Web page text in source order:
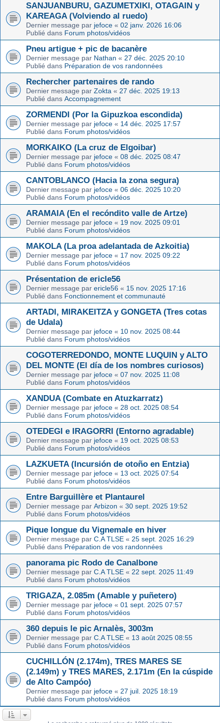
SANJUANBURU, GAZUMETXIKI, OTAGAIN y
KAREAGA (Volviendo al ruedo)
Dernier message par jefoce « 02 janv. 2026 16:06
Publié dans Forum photos/vidéos
Pneu artigue + pic de bacanère
Dernier message par Nathan « 27 déc. 2025 20:10
Publié dans Préparation de vos randonnées
Rechercher partenaires de rando
Dernier message par Zokta « 27 déc. 2025 19:13
Publié dans Accompagnement
ZORMENDI (Por la Gipuzkoa escondida)
Dernier message par jefoce « 14 déc. 2025 17:57
Publié dans Forum photos/vidéos
MORKAIKO (La cruz de Elgoibar)
Dernier message par jefoce « 08 déc. 2025 08:47
Publié dans Forum photos/vidéos
CANTOBLANCO (Hacia la zona segura)
Dernier message par jefoce « 06 déc. 2025 10:20
Publié dans Forum photos/vidéos
ARAMAIA (En el recóndito valle de Artze)
Dernier message par jefoce « 19 nov. 2025 09:01
Publié dans Forum photos/vidéos
MAKOLA (La proa adelantada de Azkoitia)
Dernier message par jefoce « 17 nov. 2025 09:22
Publié dans Forum photos/vidéos
Présentation de ericle56
Dernier message par ericle56 « 15 nov. 2025 17:16
Publié dans Fonctionnement et communauté
ARTADI, MIRAKEITZA y GONGETA (Tres cotas
de Udala)
Dernier message par jefoce « 10 nov. 2025 08:44
Publié dans Forum photos/vidéos
COGOTERREDONDO, MONTE LUQUIN y ALTO
DEL MONTE (El día de los nombres curiosos)
Dernier message par jefoce « 07 nov. 2025 11:08
Publié dans Forum photos/vidéos
XANDUA (Combate en Atuzkarratz)
Dernier message par jefoce « 28 oct. 2025 08:54
Publié dans Forum photos/vidéos
OTEDEGI e IRAGORRI (Entorno agradable)
Dernier message par jefoce « 19 oct. 2025 08:53
Publié dans Forum photos/vidéos
LAZKUETA (Incursión de otoño en Entzia)
Dernier message par jefoce « 13 oct. 2025 07:54
Publié dans Forum photos/vidéos
Entre Barguillère et Plantaurel
Dernier message par Arbizon « 30 sept. 2025 19:52
Publié dans Forum photos/vidéos
Pique longue du Vignemale en hiver
Dernier message par C.A TLSE « 25 sept. 2025 16:29
Publié dans Préparation de vos randonnées
panorama pic Rodo de Canalbone
Dernier message par C.A TLSE « 22 sept. 2025 11:49
Publié dans Forum photos/vidéos
TRIGAZA, 2.085m (Amable y puñetero)
Dernier message par jefoce « 01 sept. 2025 07:57
Publié dans Forum photos/vidéos
360 depuis le pic Arnalès, 3003m
Dernier message par C.A TLSE « 13 août 2025 08:55
Publié dans Forum photos/vidéos
CUCHILLÓN (2.174m), TRES MARES SE
(2.149m) y TRES MARES, 2.171m (En la cúspide
de Alto Campóo)
Dernier message par jefoce « 27 juil. 2025 18:19
Publié dans Forum photos/vidéos